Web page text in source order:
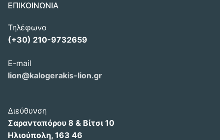
ΕΠΙΚΟΙΝΩΝΙΑ
Τηλέφωνο
(+30) 210-9732659
E-mail
lion@kalogerakis-lion.gr
Διεύθυνση
Σαρανταπόρου 8 & Βίτσι 10
Ηλιούπολη, 163 46